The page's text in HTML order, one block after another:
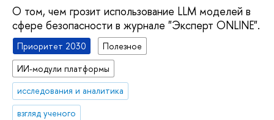
О том, чем грозит использование LLM моделей в
сфере безопасности в журнале "Эксперт ONLINE".
Приоритет 2030
Полезное
ИИ-модули платформы
исследования и аналитика
взгляд ученого